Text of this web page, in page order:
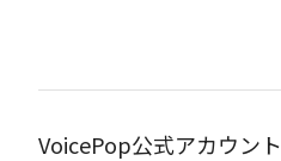
VoicePop公式アカウン